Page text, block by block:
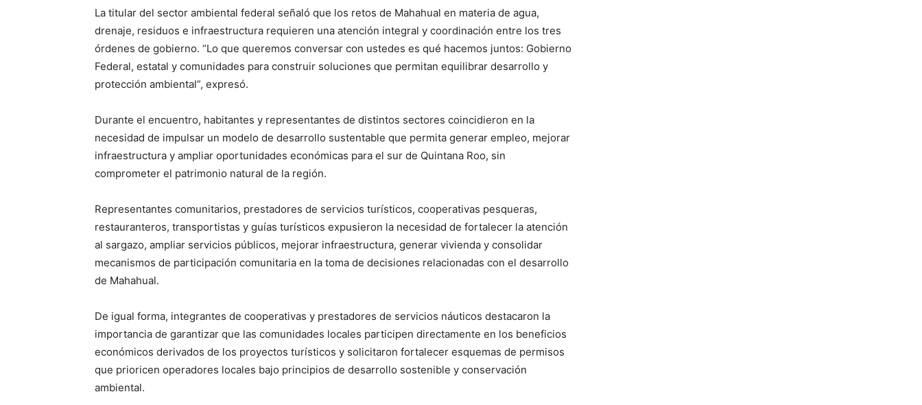
La titular del sector ambiental federal señaló que los retos de Mahahual en materia de agua,
drenaje, residuos e infraestructura requieren una atención integral y coordinación entre los tres
órdenes de gobierno. “Lo que queremos conversar con ustedes es qué hacemos juntos: Gobierno
Federal, estatal y comunidades para construir soluciones que permitan equilibrar desarrollo y
protección ambiental”, expresó.
Durante el encuentro, habitantes y representantes de distintos sectores coincidieron en la
necesidad de impulsar un modelo de desarrollo sustentable que permita generar empleo, mejorar
infraestructura y ampliar oportunidades económicas para el sur de Quintana Roo, sin
comprometer el patrimonio natural de la región.
Representantes comunitarios, prestadores de servicios turísticos, cooperativas pesqueras,
restauranteros, transportistas y guías turísticos expusieron la necesidad de fortalecer la atención
al sargazo, ampliar servicios públicos, mejorar infraestructura, generar vivienda y consolidar
mecanismos de participación comunitaria en la toma de decisiones relacionadas con el desarrollo
de Mahahual.
De igual forma, integrantes de cooperativas y prestadores de servicios náuticos destacaron la
importancia de garantizar que las comunidades locales participen directamente en los beneficios
económicos derivados de los proyectos turísticos y solicitaron fortalecer esquemas de permisos
que prioricen operadores locales bajo principios de desarrollo sostenible y conservación
ambiental.